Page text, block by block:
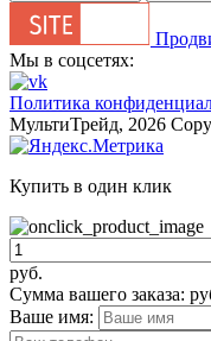
Мы в соцсетях:
Политика
МультиТрейд, 2026
Купить в один клик
руб.
Сумма вашего заказа:
Ваше имя: